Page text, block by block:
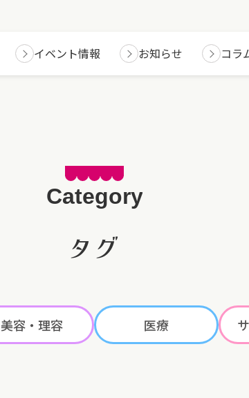
イベント情報 お知らせ コラ
タグ
美容・理容 医療